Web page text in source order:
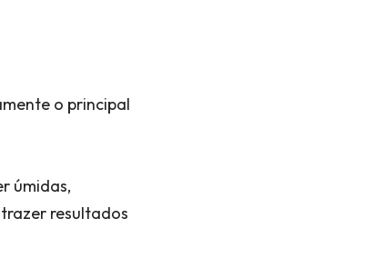
o principal
úmidas,
resultados